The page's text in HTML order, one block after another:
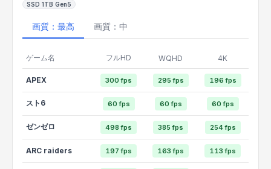
SSD 1TB Gen5
画質：最高 画質：中
ゲーム名 フルHD WQHD 4K
APEX 300 fps 295 fps 196 fps
スト6 60 fps 60 fps 60 fps
ゼンゼロ 498 fps 385 fps 254 fps
ARC raiders 197 fps 163 fps 113 fps